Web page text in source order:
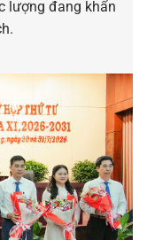
lượng đang khẩn